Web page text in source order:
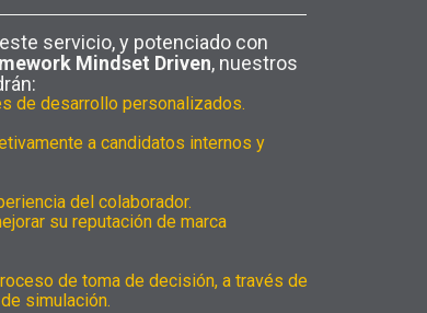
servicio, y potenciado con
Mindset Driven, nuestros
de desarrollo personalizados.
a candidatos internos y
del colaborador.
su reputación de marca
de toma de decisión, a través de
simulación.